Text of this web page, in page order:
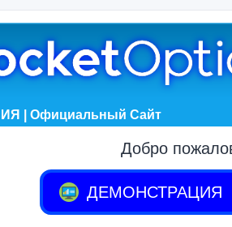
| Официальный Сайт
Добро
ДЕМОНСТРАЦИЯ